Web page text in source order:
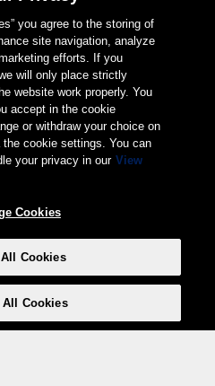
you agree to the storing of
site navigation, analyze
efforts. If you
will only place strictly
website work properly. You
accept in the cookie
or withdraw your choice on
cookie settings. You can
your privacy in our View
Cookies
All Cookies
All Cookies